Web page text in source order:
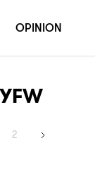
2
OPINION